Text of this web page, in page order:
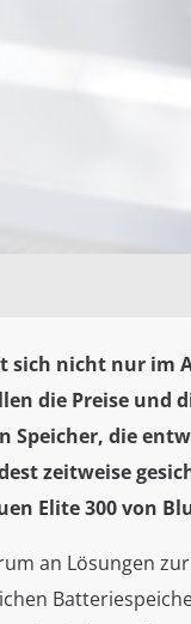
sich nicht nur im
die Preise und
Speicher, die
zeitweise
Elite 300 von
an Lösungen